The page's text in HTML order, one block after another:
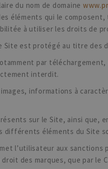
du nom de domaine
éléments qui le
à utiliser les droits
Site est protégé au titre des
par
interdit.
informations à
sur le Site, ainsi que,
différents éléments du Site
l’utilisateur aux
des marques, que par le